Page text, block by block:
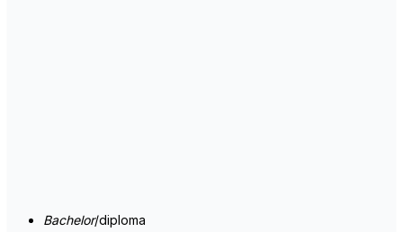
Bachelor/diploma